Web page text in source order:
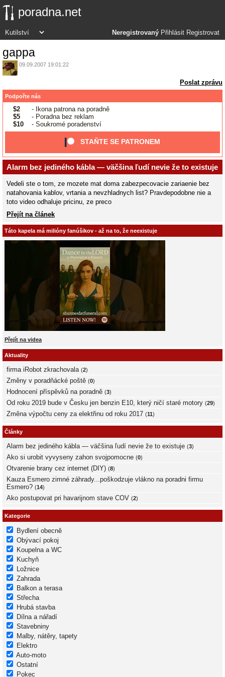
poradna.net
Neregistrovaný Přihlásit Registrovat
gappa
09.09.2007 19:01:22
Poslat zprávu
Podpořte nás
$2
- Ikona patrona na poradně
$5
- Poradna bez reklam
$10
- Soukromé poradenství
STAŇTE SE PATRONEM
Alarm bez jediného kábla — väčšina ľudí nevie že to existuje
Vedeli ste o tom, ze mozete mat doma zabezpecovacie zariaenie bez
natahovania kablov, vrtania a nevzhladnych list? Pravdepodobne nie a
toto video odhaluje pricinu, ze preco
Přejít na článek
Táto kapela má milióny fanúšikov - až na to, že neexistuje
Přejít na videa
Aktuality
firma iRobot zkrachovala (2)
Změny v poradňácké poště (0)
Hodnocení příspěvků na poradně (3)
Od roku 2019 bude v Česku jen benzin E10, který ničí staré motory (29)
Změna výpočtu ceny za elektřinu od roku 2017 (11)
Články
Alarm bez jediného kábla — väčšina ľudí nevie že to existuje (3)
Ako si urobit vyvyseny zahon svojpomocne (0)
Otvarenie brany cez internet (DIY) (8)
Kauza Esmero zimné záhrady...poškodzuje vlákno na poradni firmu
Esmero? (14)
Ako postupovat pri havarijnom stave COV (2)
Kategorie
Bydlení obecně
Obývací pokoj
Koupelna a WC
Kuchyň
Ložnice
Zahrada
Balkon a terasa
Střecha
Hrubá stavba
Dílna a nářadí
Stavebniny
Malby, nátěry, tapety
Elektro
Auto-moto
Ostatní
Pokec